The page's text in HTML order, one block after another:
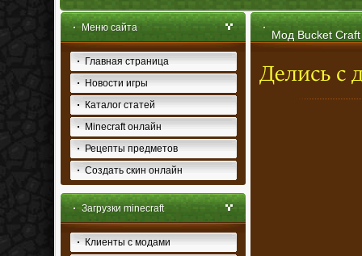
Меню сайта
Главная страница
Новости игры
Каталог статей
Minecraft онлайн
Рецепты предметов
Создать скин онлайн
Загрузки minecraft
Клиенты с модами
Мод Bucket